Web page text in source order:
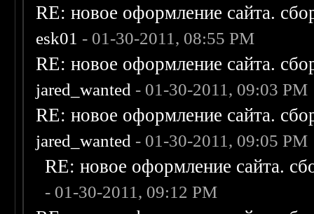
RE: новое оформление сайта.
esk01 - 01-30-2011, 08:55 PM
RE: новое оформление сайта.
jared_wanted - 01-30-2011, 09:03 PM
RE: новое оформление сайта.
jared_wanted - 01-30-2011, 09:05 PM
RE: новое оформление сайта.
- 01-30-2011, 09:12 PM